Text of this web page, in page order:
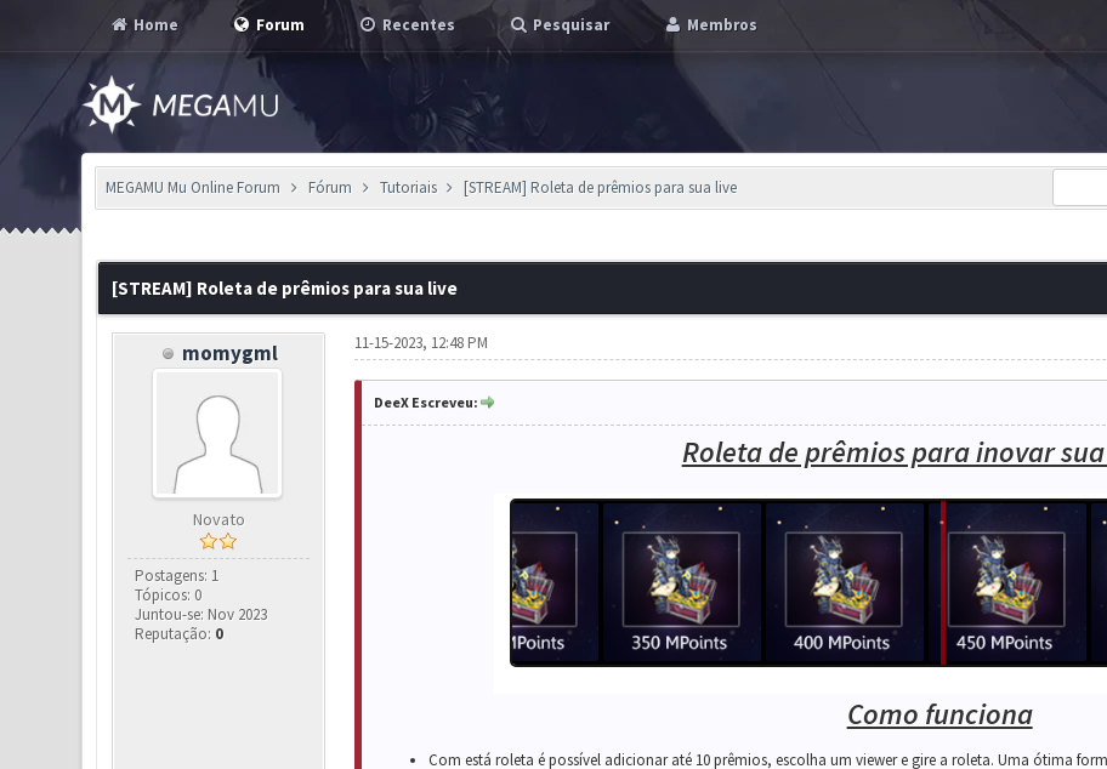
Home Forum Recentes Pesquisar Membros
MEGAMU Mu Online Forum Fórum Tutoriais [STREAM] Roleta de prêmios para sua live
[STREAM] Roleta de prêmios para sua live
momygml
Novato
Postagens: 1
Tópicos: 0
Juntou-se: Nov 2023
Reputação: 0
11-15-2023, 12:48 PM
DeeX Escreveu:
Roleta de prêmios para inovar
Como funciona
Com está roleta é possível adicionar até 10 prêmios, escolha um viewer e gire a roleta. Uma ótima